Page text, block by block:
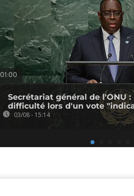
01:00
Secrétariat général de l'ONU :
difficulté lors d'un vote
03/08 - 15:14